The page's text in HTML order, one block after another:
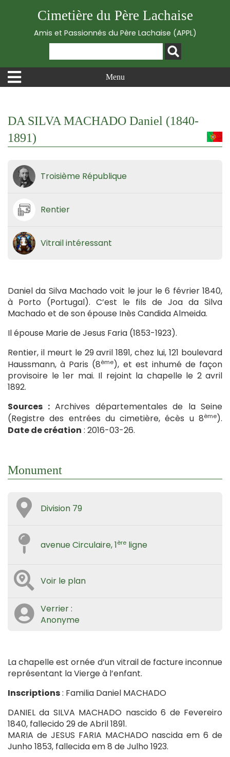
Cimetière du Père Lachaise
Amis et Passionnés du Père Lachaise (APPL)
Menu
DA SILVA MACHADO Daniel (1840-
1891)
Troisième République
Rentier
Vitrail intéressant
Daniel da Silva Machado voit le jour le 6 février 1840,
à Porto (Portugal). C’est le fils de Joa da Silva
Machado et de son épouse Inès Candida Almeida.
Il épouse Marie de Jesus Faria (1853-1923).
Rentier, il meurt le 29 avril 1891, chez lui, 121 boulevard
Haussmann, à Paris (8ème), et est inhumé de façon
provisoire le 1er mai. Il rejoint la chapelle le 2 avril
1892.
Sources :Archives départementales de la Seine
(Registre des entrées du cimetière, écès u 8ème).
Date de création : 2016-03-26.
Monument
Division 79
avenue Circulaire, 1ère ligne
Voir le plan
Verrier :
Anonyme
La chapelle est ornée d’un vitrail de facture inconnue
représentant la Vierge à l’enfant.
Inscriptions: Familia Daniel MACHADO
DANIEL da SILVA MACHADO nascido 6 de Fevereiro
1840, fallecido 29 de Abril 1891.
MARIA de JESUS FARIA MACHADO nascida em 6 de
Junho 1853, fallecida em 8 de Julho 1923.